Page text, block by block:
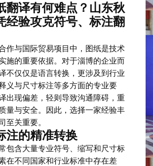
翻译有何难点？山东秋
经验攻克符号、标注翻
作与国际贸易项目中，图纸是技术
施的重要依据。对于淄博的企业而
不仅仅是语言转换，更涉及到行业
义与尺寸标注等多方面的专业要
出现偏差，轻则导致沟通障碍，重
量与安全。因此，选择一家经验丰
至关重要。
注的精准转换
包含大量专业符号、缩写和尺寸标
在不同国家和行业标准中存在差